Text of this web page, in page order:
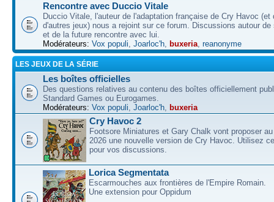
Rencontre avec Duccio Vitale
Duccio Vitale, l'auteur de l'adaptation française de Cry Havoc (et
d'autres jeux) nous a rejoint sur ce forum. Discussions autour de
et de la future rencontre avec lui.
Modérateurs: Vox populi, Joarloc'h, buxeria, reanonyme
LES JEUX DE LA SÉRIE
Les boîtes officielles
Des questions relatives au contenu des boîtes officiellement
Standard Games ou Eurogames.
Modérateurs: Vox populi, Joarloc'h, buxeria
Cry Havoc 2
Footsore Miniatures et Gary Chalk vont proposer
2026 une nouvelle version de Cry Havoc. Utilisez
pour vos discussions.
Lorica Segmentata
Escarmouches aux frontières de l'Empire Romain.
Une extension pour Oppidum